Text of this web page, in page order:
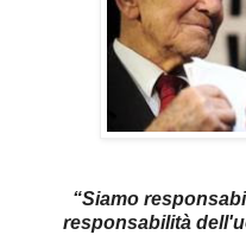
“Siamo
responsabilità